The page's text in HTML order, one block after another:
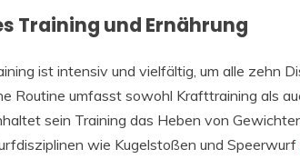
Training und Ernährung
ist intensiv und vielfältig, um alle zehn
Routine umfasst sowohl Krafttraining als
sein Training das Heben von
wie Kugelstoßen und Speerwurf​